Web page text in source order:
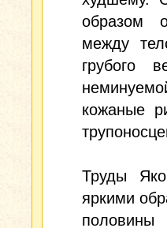
образом
между
грубого
кожаные
Труды
яркими
половины